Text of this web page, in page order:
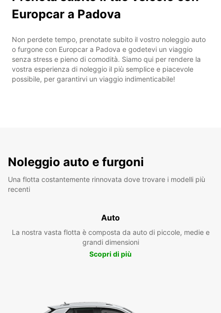
Europcar a Padova
Non perdete tempo, prenotate subito il vostro noleggio auto
o furgone con Europcar a Padova e godetevi un viaggio
senza stress e pieno di comodità. Siamo qui per rendere la
vostra esperienza di noleggio il più semplice e piacevole
possibile, per garantirvi un viaggio indimenticabile!
Noleggio auto e furgoni
Una flotta costantemente rinnovata dove trovare i modelli più
recenti
Auto
La nostra vasta flotta è composta da auto di piccole, medie e
grandi dimensioni
Scopri di più